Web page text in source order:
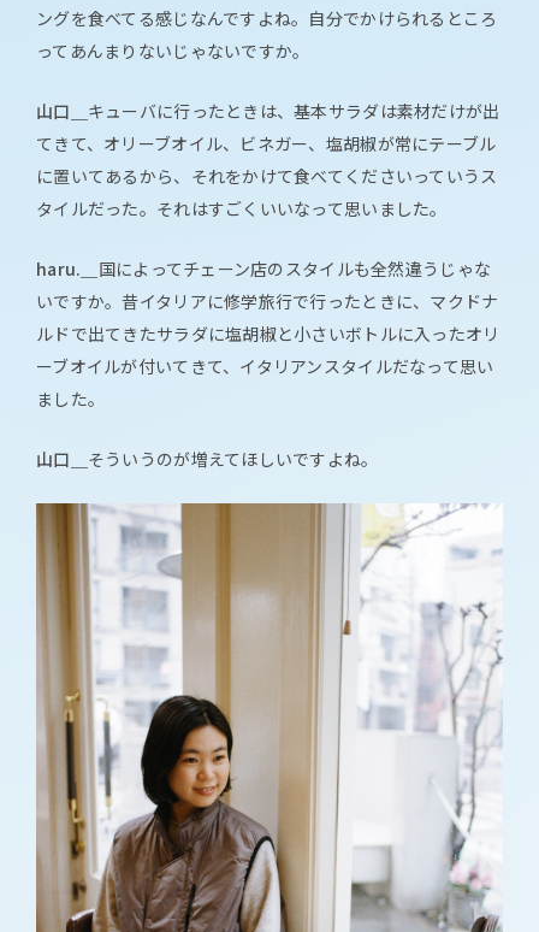
ングを食べてる感じなんですよね。自分でかけられるところ
ってあんまりないじゃないですか。
山口＿ キューバに行ったときは、基本サラダは素材だけが出
てきて、オリーブオイル、ビネガー、塩胡椒が常にテーブル
に置いてあるから、それをかけて食べてくださいっていうス
タイルだった。それはすごくいいなって思いました。
haru.＿ 国によってチェーン店のスタイルも全然違うじゃな
いですか。昔イタリアに修学旅行で行ったときに、マクドナ
ルドで出てきたサラダに塩胡椒と小さいボトルに入ったオリ
ーブオイルが付いてきて、イタリアンスタイルだなって思い
ました。
山口＿ そういうのが増えてほしいですよね。